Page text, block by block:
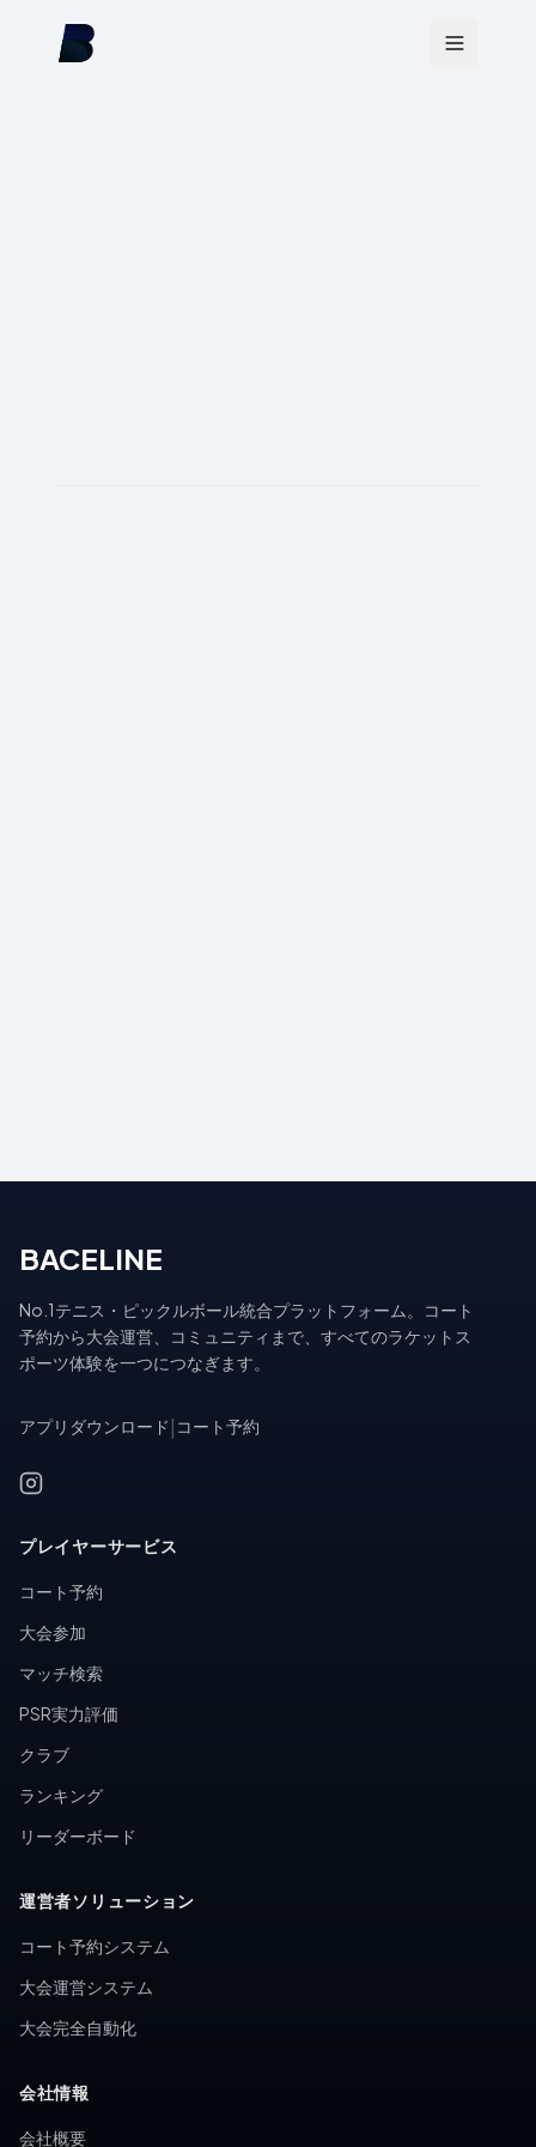
BACELINE
No.1テニス・ピックルボール統合プラットフォーム。コート
予約から大会運営、コミュニティまで、すべてのラケットス
ポーツ体験を一つにつなぎます。
アプリダウンロード コート予約
プレイヤーサービス
コート予約
大会参加
マッチ検索
PSR実力評価
クラブ
ランキング
リーダーボード
運営者ソリューション
コート予約システム
大会運営システム
大会完全自動化
会社情報
会社概要